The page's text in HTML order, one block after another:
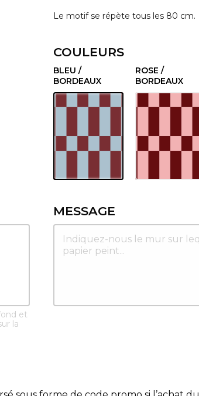
Le motif se répète tous les 80 cm.
COULEURS
BLEU /
BORDEAUX
ROSE /
BORDEAUX
et
la
MESSAGE